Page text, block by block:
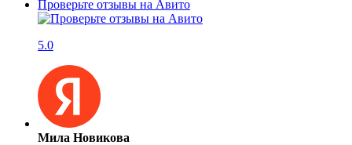
Проверьте отзывы на Авито
5.0
Мила Новикова